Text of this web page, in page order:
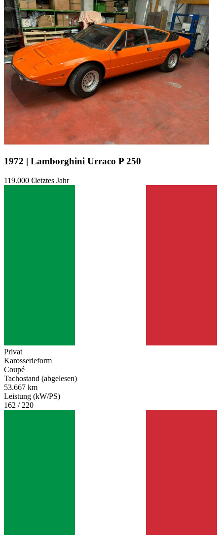
1972 | Lamborghini Urraco P 250
119.000 €letztes Jahr
Privat
Karosserieform
Coupé
Tachostand (abgelesen)
53.667 km
Leistung (kW/PS)
162 / 220